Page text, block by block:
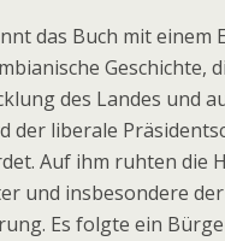
das Buch mit einem
Geschichte,
des Landes und
der liberale
Auf ihm ruhten die
und insbesondere
Es folgte ein